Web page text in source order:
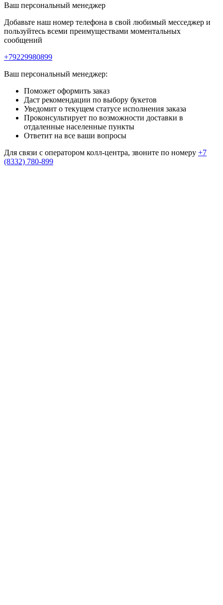
Ваш персональный менеджер
Добавьте наш номер телефона в свой любимый месседжер и
пользуйтесь всеми преимуществами моментальных
сообщений
+79229980899
Ваш персональный менеджер:
Поможет оформить заказ
Даст рекомендации по выбору букетов
Уведомит о текущем статусе исполнения заказа
Проконсультирует по возможности доставки в
отдаленные населенные пункты
Ответит на все ваши вопросы
Для связи с оператором колл-центра, звоните по номеру +7
(8332) 780-899